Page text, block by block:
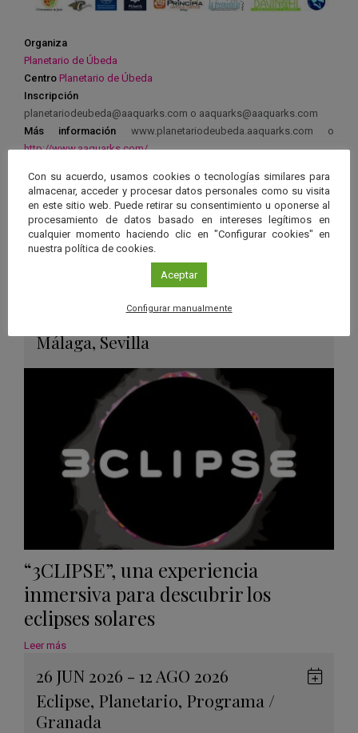
Organiza
Planetario de Úbeda
Centro Planetario de Úbeda
Inscripción
planetariodeubeda@aaquarks.com o aaquarks@aaquarks.com
Más información www.planetariodeubeda.aaquarks.com o
http://www.aaquarks.com/
Próximos eventos Ver más
Málaga,Sevilla
en
“3CLIPSE”, una experiencia
inmersiva para descubrir los
eclipses solares
Leer más
26 JUN 2026 - 12 AGO 2026
Eclipse, Planetario, Programa /
Granada
Con su acuerdo, usamos cookies o tecnologías similares para
almacenar, acceder y procesar datos personales como su visita
en este sitio web. Puede retirar su consentimiento u oponerse al
procesamiento de datos basado en intereses legítimos en
cualquier momento haciendo clic en "Configurar cookies" en
nuestra política de cookies.
Aceptar
Configurar manualmente